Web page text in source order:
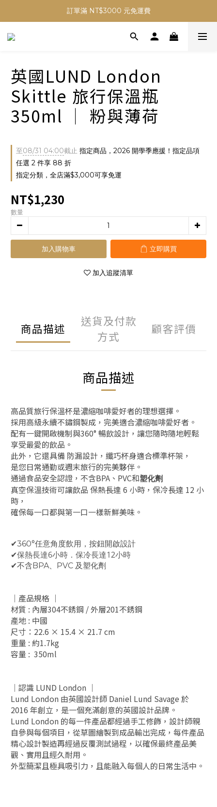
✨ Welcome ✨ 加入會員首購 贈 NT$50 元購物金
訂單滿 NT$3000 元免運費
✨ Welcome ✨ 加入會員首購 贈 NT$50 元購物金
英國LUND London
Skittle 旅行保溫瓶
350ml │ 粉與薄荷
至08/31 04:00截止 指定商品，2026 開學季應援！指定品項
任選 2 件享 88 折
指定分類，全店滿$3,000可享免運
NT$1,230
數量
加入購物車 立即購買
加入追蹤清單
商品描述
送貨及付款
方式
顧客評價
商品描述
高品質旅行保溫杯是濃縮咖啡愛好者的理想選擇。
採用高級永續不鏽鋼製成，完美適合濃縮咖啡愛好者。
配有一鍵開啟機制與360° 暢飲設計，讓您隨時隨地輕鬆
享受最愛的飲品。
此外，它還具備 防漏設計，纖巧杯身適合標準杯架，
是您日常通勤或週末旅行的完美夥伴。
通過食品安全認證，不含BPA、PVC和塑化劑
真空保溫技術可讓飲品 保熱長達 6 小時，保冷長達 12 小
時，
確保每一口都與第一口一樣新鮮美味。
✔360°任意角度飲用，按鈕開啟設計
✔保熱長達6小時．保冷長達12小時
✔不含BPA、PVC 及塑化劑
｜產品規格 ｜
材質 : 內層304不銹鋼 / 外層201不銹鋼
產地 : 中國
尺寸：22.6 × 15.4 × 21.7 cm
重量 : 約1.7kg
容量 : 350ml
｜認識 LUND London ｜
Lund London 由英國設計師 Daniel Lund Savage 於
2016 年創立，是一個充滿創意的英國設計品牌。
Lund London 的每一件產品都經過手工修飾，設計師親
自參與每個項目，從草圖繪製到成品輸出完成，每件產品
精心設計製造再經過反覆測試過程，以確保最終產品美
觀、實用且經久耐用。
外型簡潔且極具吸引力，且能融入每個人的日常生活中。